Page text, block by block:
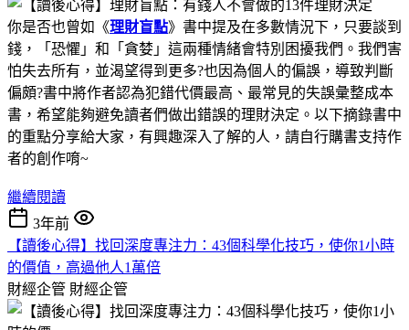
你是否也曾如《理財盲點》書中提及在多數情況下，只要談到
錢，「恐懼」和「貪婪」這兩種情緒會特別困擾我們。我們害
怕失去所有，並渴望得到更多?也因為個人的偏誤，導致判斷
偏頗?書中將作者認為犯錯代價最高、最常見的失誤彙整成本
書，希望能夠避免讀者們做出錯誤的理財決定。以下摘錄書中
的重點分享給大家，有興趣深入了解的人，請自行購書支持作
者的創作唷~
繼續閱讀
3年前
【讀後心得】找回深度專注力：43個科學化技巧，使你1小時
的價值，高過他人1萬倍
財經企管 財經企管